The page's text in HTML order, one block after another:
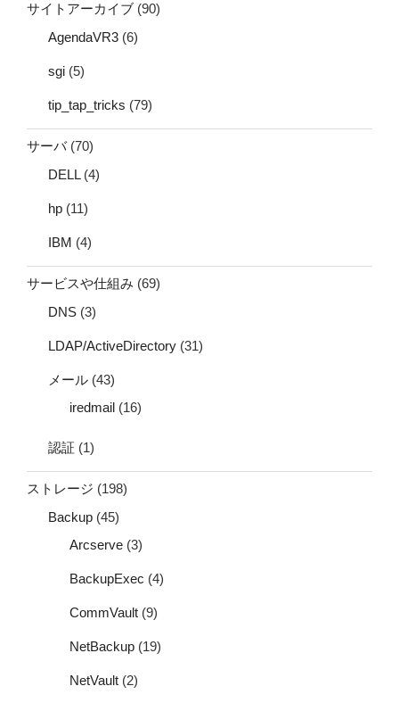
サイトアーカイブ (90)
AgendaVR3 (6)
sgi (5)
tip_tap_tricks (79)
サーバ(70)
DELL(4)
hp (11)
IBM (4)
サービスや仕組み (69)
DNS (3)
LDAP/ActiveDirectory (31)
メール (43)
iredmail (16)
認証 (1)
ストレージ (198)
Backup (45)
Arcserve (3)
BackupExec (4)
CommVault (9)
NetBackup (19)
NetVault (2)